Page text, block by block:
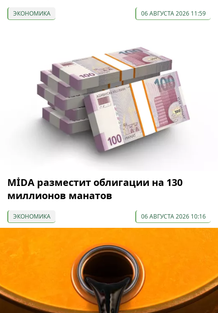
ЭКОНОМИКА 06 АВГУСТА 2026 11:59
МİDA разместит облигации на 130
миллионов манатов
ЭКОНОМИКА 06 АВГУСТА 2026 10:16